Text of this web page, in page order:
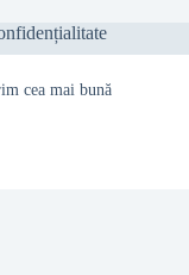
cea mai bună